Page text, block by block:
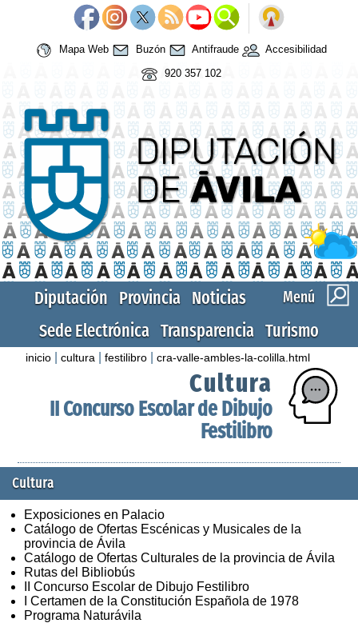
Mapa Web Buzón Antifraude
Accesibilidad
920 357 102
Menú
Diputación Provincia Noticias
Sede Electrónica Transparencia Turismo
inicio |cultura |festilibro |cra-valle-ambles-la-colilla.html
Cultura
II Concurso Escolar de Dibujo
Festilibro
Cultura
Exposiciones en Palacio
Catálogo de Ofertas Escénicas y Musicales de la
provincia de Ávila
Catálogo de Ofertas Culturales de la provincia de Ávila
Rutas del Bibliobús
II Concurso Escolar de Dibujo Festilibro
I Certamen de la Constitución Española de 1978
Programa Naturávila